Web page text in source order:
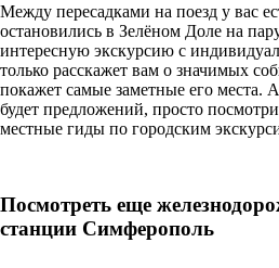
Между пересадками на поезд у вас
остановились в Зелёном Доле на
интересную экскурсию с
только расскажет вам о значимых
покажет самые заметные его места.
будет предложений, просто
местные гиды по городским
Посмотреть еще
станции Симферополь